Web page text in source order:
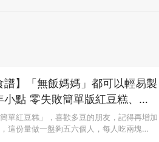
譜】「無飯媽媽」都可以輕易製
版紅豆糕、餃
單紅豆糕」，喜歡多豆的朋友，記得再增加
這份量做一盤夠五六個人，每人吃兩塊